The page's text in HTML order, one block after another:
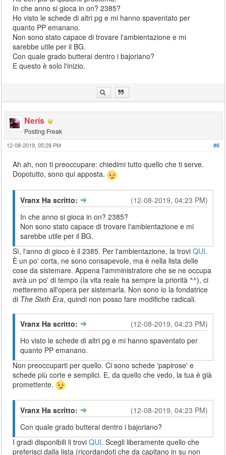
In che anno si gioca in on? 2385?
Ho visto le schede di altri pg e mi hanno spaventato per
quanto PP emanano.
Non sono stato capace di trovare l'ambientazione e mi
sarebbe utile per il BG.
Con quale grado butterai dentro i bajoriano?
E questo è solo l'inizio.
Neris
Posting Freak
#6
12-08-2019, 05:28 PM
Ah ah, non ti preoccupare: chiedimi tutto quello che ti serve.
Dopotutto, sono qui apposta.
(12-08-2019, 04:23 PM)
Vranx Ha scritto:
In che anno si gioca in on? 2385?
Non sono stato capace di trovare l'ambientazione e mi
sarebbe utile per il BG.
Sì, l'anno di gioco è il 2385. Per l'ambientazione, la troviQUI.
È un po' corta, ne sono consapevole, ma è nella lista delle
cose da sistemare. Appena l'amministratore che se ne occupa
avrà un po' di tempo (la vita reale ha sempre la priorità ^^), ci
metteremo all'opera per sistemarla. Non sono io la fondatrice
di The Sixth Era, quindi non posso fare modifiche radicali.
(12-08-2019, 04:23 PM)
Vranx Ha scritto:
Ho visto le schede di altri pg e mi hanno spaventato per
quanto PP emanano.
Non preoccuparti per quello. Ci sono schede 'papirose' e
schede più corte e semplici. E, da quello che vedo, la tua è già
promettente.
(12-08-2019, 04:23 PM)
Vranx Ha scritto:
Con quale grado butterai dentro i bajoriano?
I gradi disponibili li troviQUI. Scegli liberamente quello che
preferisci dalla lista (ricordandoti che da capitano in su non